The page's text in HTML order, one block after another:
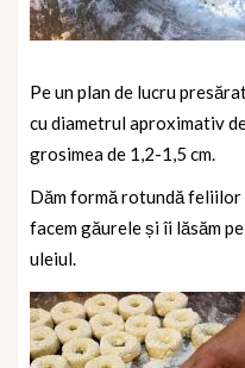
Pe un plan de lucru
cu diametrul aproximativ
grosimea de 1,2-1,5 cm.
Dăm formă rotundă
facem găurele și îi lăsăm
uleiul.